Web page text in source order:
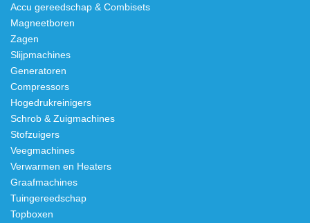
Accu gereedschap & Combisets
Magneetboren
Zagen
Slijpmachines
Generatoren
Compressors
Hogedrukreinigers
Schrob & Zuigmachines
Stofzuigers
Veegmachines
Verwarmen en Heaters
Graafmachines
Tuingereedschap
Topboxen